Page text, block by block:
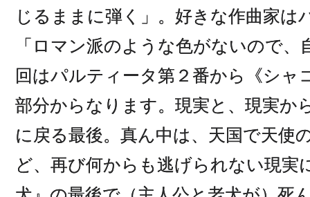
じるままに弾く」。好きな作曲家は
「ロマン派のような色がないので
回はパルティータ第２番から《シャ
部分からなります。現実と、現実か
に戻る最後。真ん中は、天国で天使
ど、再び何からも逃げられない現実